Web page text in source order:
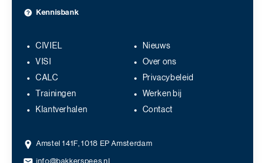
Kennisbank
CIVIEL
VISI
CALC
Trainingen
Klantverhalen
Nieuws
Over ons
Privacybeleid
Werken bij
Contact
Amstel 141F, 1018 EP Amsterdam